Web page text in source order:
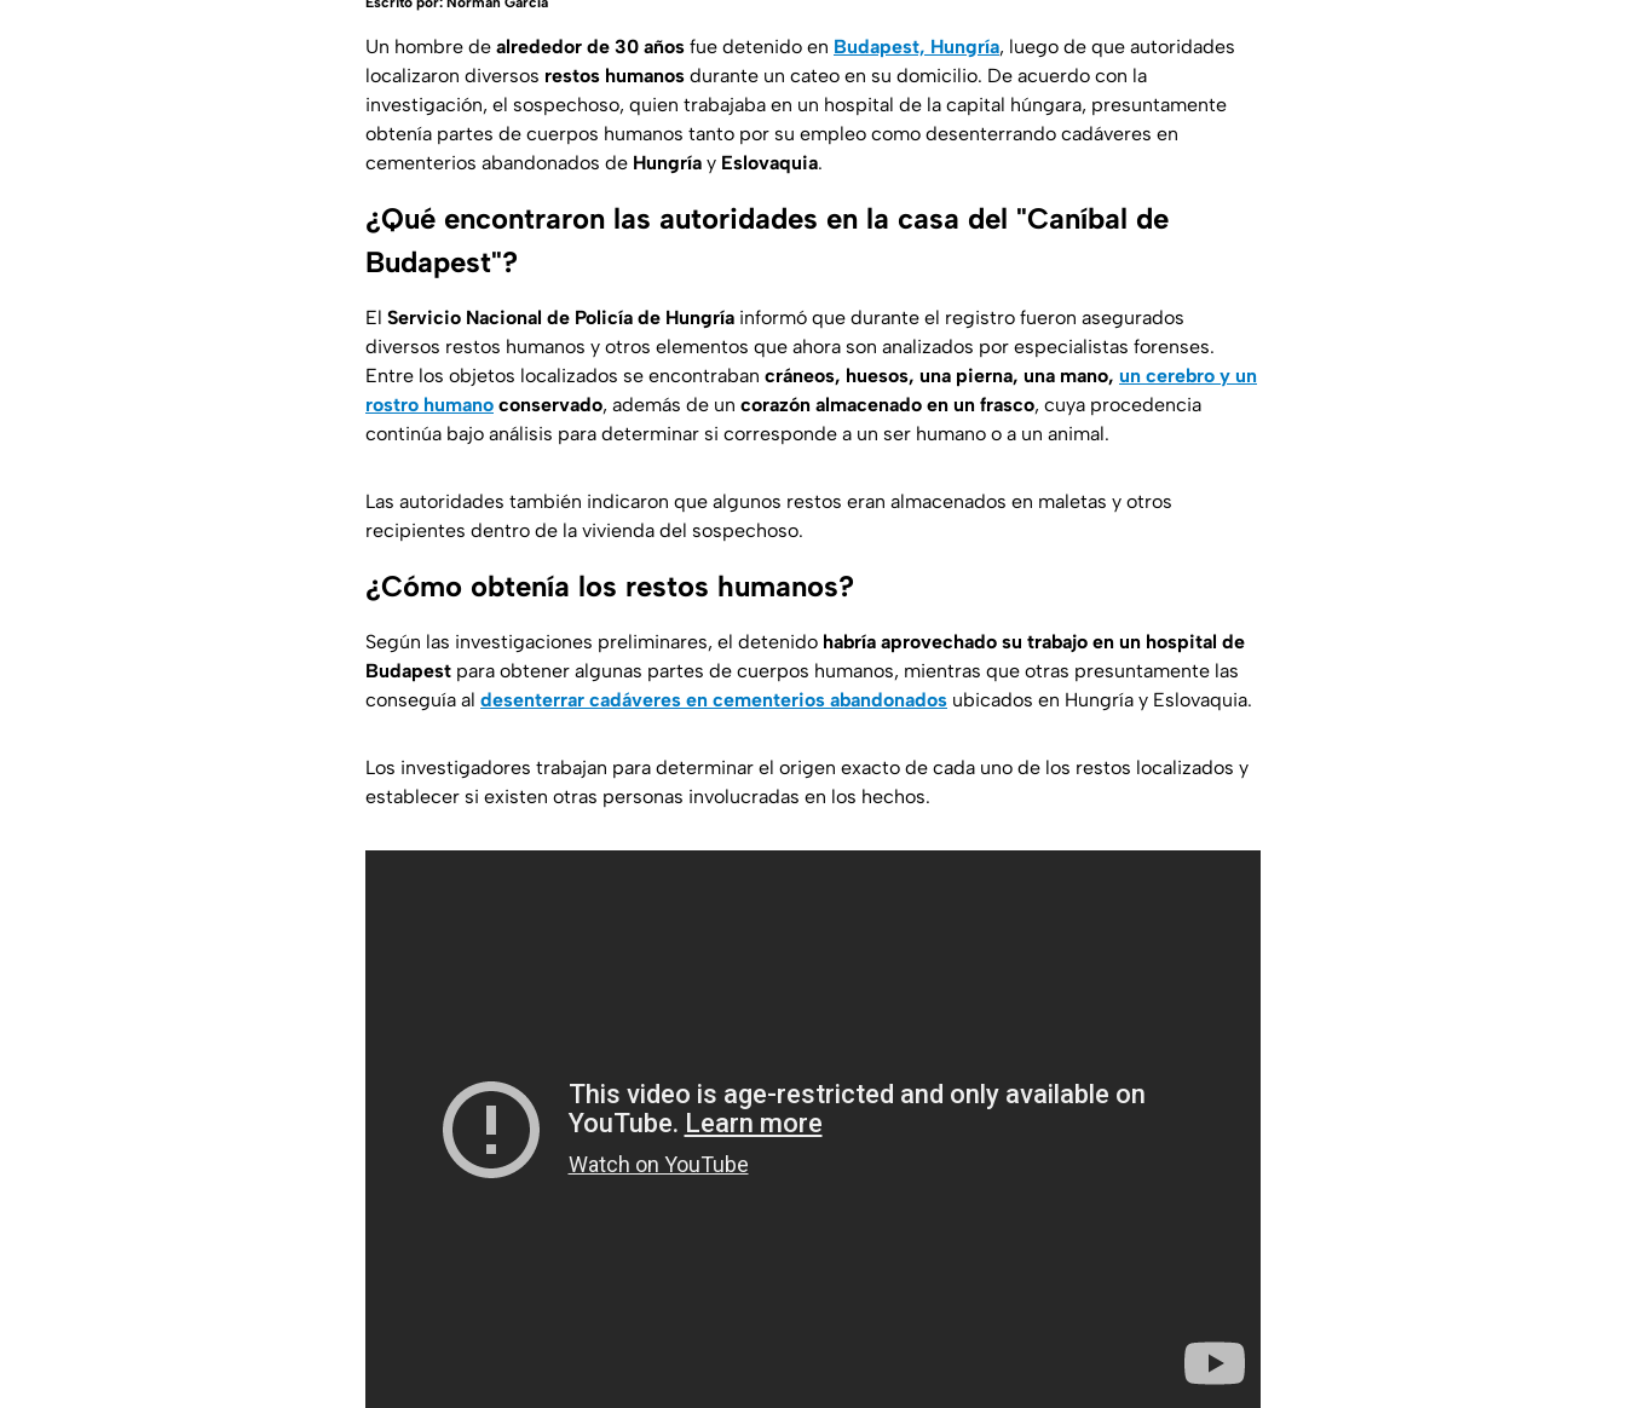
Un hombre de alrededor de 30 años fue detenido en Budapest, Hungría, luego de que autoridades
localizaron diversos restos humanos durante un cateo en su domicilio. De acuerdo con la
investigación, el sospechoso, quien trabajaba en un hospital de la capital húngara, presuntamente
obtenía partes de cuerpos humanos tanto por su empleo como desenterrando cadáveres en
cementerios abandonados de Hungría y Eslovaquia.
¿Qué encontraron las autoridades en la casa del "Caníbal de
Budapest"?
El Servicio Nacional de Policía de Hungría informó que durante el registro fueron asegurados
diversos restos humanos y otros elementos que ahora son analizados por especialistas forenses.
Entre los objetos localizados se encontraban cráneos, huesos, una pierna, una mano, un cerebro y un
rostro humano conservado, además de un corazón almacenado en un frasco, cuya procedencia
continúa bajo análisis para determinar si corresponde a un ser humano o a un animal.
Las autoridades también indicaron que algunos restos eran almacenados en maletas y otros
recipientes dentro de la vivienda del sospechoso.
¿Cómo obtenía los restos humanos?
Según las investigaciones preliminares, el detenido habría aprovechado su trabajo en un hospital de
Budapest para obtener algunas partes de cuerpos humanos, mientras que otras presuntamente las
conseguía al desenterrar cadáveres en cementerios abandonados ubicados en Hungría y Eslovaquia.
Los investigadores trabajan para determinar el origen exacto de cada uno de los restos localizados y
establecer si existen otras personas involucradas en los hechos.